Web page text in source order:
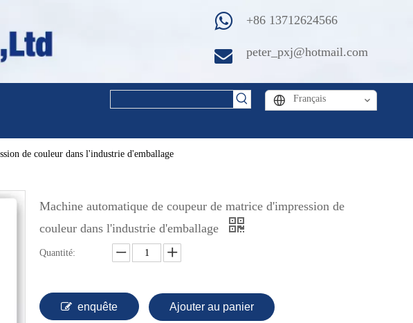
+86 13712624566
peter_pxj@hotmail.com
Français
de couleur dans l'industrie d'emballage
Machine automatique de coupeur de matrice d'impression de
couleur dans l'industrie d'emballage
Quantité:
enquête Ajouter au panier